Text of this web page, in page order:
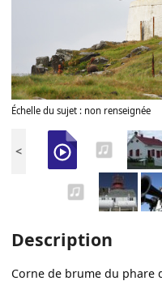
Échelle du sujet : non renseignée
<
Description
Corne de brume du phare